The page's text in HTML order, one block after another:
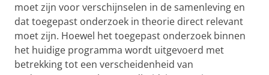
moet zijn voor verschijnselen in de samenleving en
dat toegepast onderzoek in theorie direct relevant
moet zijn. Hoewel het toegepast onderzoek binnen
het huidige programma wordt uitgevoerd met
betrekking tot een verscheidenheid van